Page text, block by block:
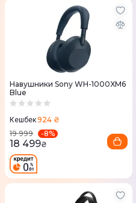
Навушники Sony WH-1000XM6
Blue
Кешбек924 ₴
19 999
-8%
18 499₴